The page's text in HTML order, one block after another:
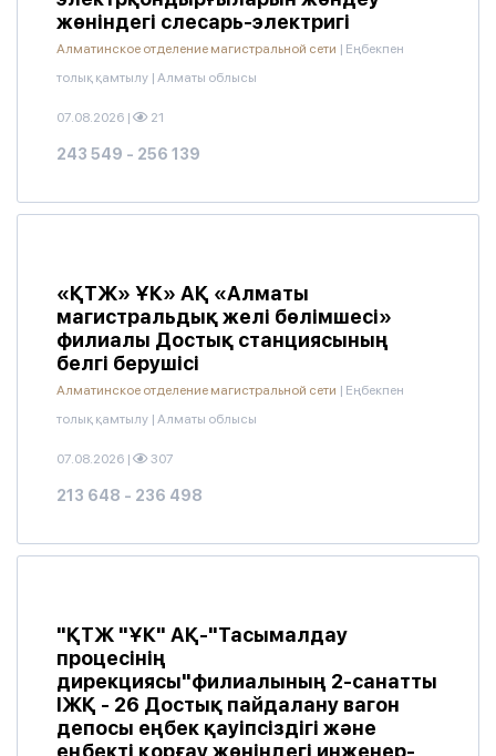
жөніндегі слесарь-электригі
Алматинское отделение магистральной сети | Еңбекпен
толық қамтылу | Алматы облысы
07.08.2026 | 21
243 549 - 256 139
«ҚТЖ» ҰК» АҚ «Алматы
магистральдық желі бөлімшесі»
филиалы Достық станциясының
белгі берушісі
Алматинское отделение магистральной сети | Еңбекпен
толық қамтылу | Алматы облысы
07.08.2026 | 307
213 648 - 236 498
"ҚТЖ "ҰК" АҚ-"Тасымалдау
процесінің
дирекциясы"филиалының 2-санатты
ІЖҚ - 26 Достық пайдалану вагон
депосы еңбек қауіпсіздігі және
еңбекті қорғау жөніндегі инженер-